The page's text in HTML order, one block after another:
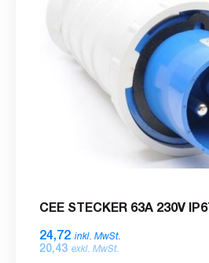
CEE STECKER 63A 230V
24,72 inkl. MwSt.
20,43 exkl. MwSt.